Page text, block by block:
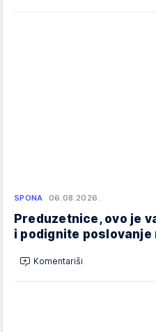
SPONA 06.08.2026.
Preduzetnice, ovo je
i podignite poslovanje
Komentariši